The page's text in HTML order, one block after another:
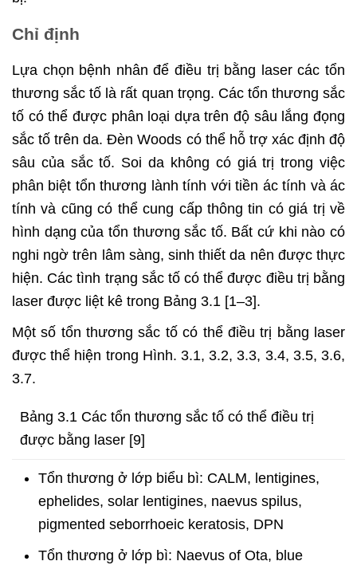
Chỉ định
Lựa chọn bệnh nhân để điều trị bằng laser các tổn
thương sắc tố là rất quan trọng. Các tổn thương sắc
tố có thể được phân loại dựa trên độ sâu lắng đọng
sắc tố trên da. Đèn Woods có thể hỗ trợ xác định độ
sâu của sắc tố. Soi da không có giá trị trong việc
phân biệt tổn thương lành tính với tiền ác tính và ác
tính và cũng có thể cung cấp thông tin có giá trị về
hình dạng của tổn thương sắc tố. Bất cứ khi nào có
nghi ngờ trên lâm sàng, sinh thiết da nên được thực
hiện. Các tình trạng sắc tố có thể được điều trị bằng
laser được liệt kê trong Bảng 3.1 [1–3].
Một số tổn thương sắc tố có thể điều trị bằng laser
được thể hiện trong Hình. 3.1, 3.2, 3.3, 3.4, 3.5, 3.6,
3.7.
Bảng 3.1 Các tổn thương sắc tố có thể điều trị
được bằng laser [9]
Tổn thương ở lớp biểu bì: CALM, lentigines,
ephelides, solar lentigines, naevus spilus,
pigmented seborrhoeic keratosis, DPN
Tổn thương ở lớp bì: Naevus of Ota, blue